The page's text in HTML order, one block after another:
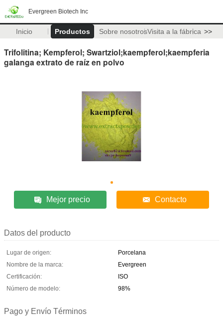
Evergreen Biotech Inc
Inicio Productos Sobre nosotrosVisita a la fábrica >>
Trifolitina; Kempferol; Swartziol;kaempferol;kaempferia
galanga extrato de raíz en polvo
Mejor precio Contacto
Datos del producto
Lugar de origen:
Porcelana
Nombre de la marca:
Evergreen
Certificación:
ISO
Número de modelo:
98%
Pago y Envío Términos